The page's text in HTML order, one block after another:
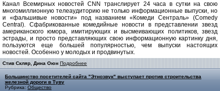
Канал Всемирных новостей CNN транслирует 24 часа в сутки на свою
многомиллионную телеаудиторию не только информационные выпуски, но
и «фальшивые новости» под названием «Комеди Сентраль» (Comedy
Central). Сфабрикованные комедийные новости в представлении звезд
американского юмора, имитирующих и высмеивающих политиков, звезд
эстрады, и просто представляющих свою информационную картинку дня,
пользуются еще большей популярностью, чем выпуски настоящих
новостей. Особенно у молодых и продвинутых.
Стив Скляр, Дина Оюн Подробнее
Большинство посетителей сайта "Этнозвук" выступаeт против строительства
железной дороги в Туву
Рубрика: Общество